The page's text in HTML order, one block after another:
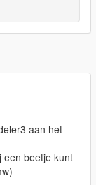
aan het
een beetje kunt